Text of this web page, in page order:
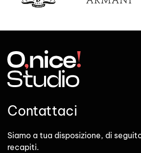
Contattaci
Siamo a tua disposizione, di
recapiti.